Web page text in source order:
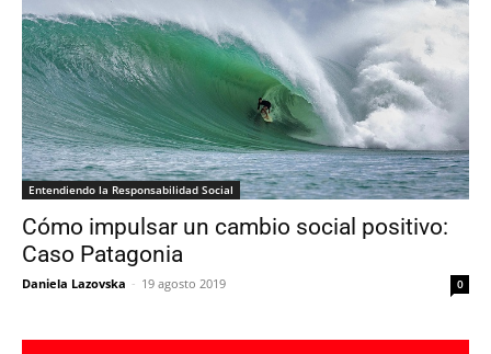
Entendiendo la Responsabilidad Social
Cómo impulsar un cambio social positivo:
Caso Patagonia
Daniela Lazovska - 19 agosto 2019 0